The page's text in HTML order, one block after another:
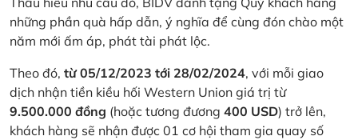
những phần quà hấp dẫn, ý nghĩa để cùng đón chào một
năm mới ấm áp, phát tài phát lộc.
Theo đó, từ 05/12/2023 tới 28/02/2024, với mỗi giao
dịch nhận tiền kiều hối Western Union giá trị từ
9.500.000 đồng (hoặc tương đương 400 USD) trở lên,
khách hàng sẽ nhận được 01 cơ hội tham gia quay số